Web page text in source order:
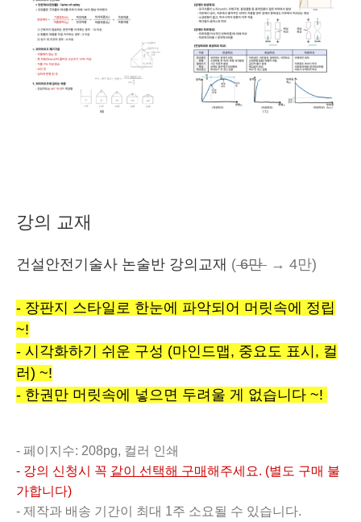
강의 교재
건설안전기술사 논술반 강의교재 ( 6만 → 4만)
- 장판지 스타일로 한눈에 파악되어 머릿속에 정립
~!
- 시각화하기 쉬운 구성 (마인드맵, 중요도 표시 , 컬
러) ~!
- 한권만 머릿속에 넣으면 두려울 게 없습니다 ~!
- 페이지수: 208pg, 컬러 인쇄
- 강의 신청시 꼭 같이 선택해 구매해주세요. (별도 구매 불
가합니다)
- 제작과 배송 기간이 최대 1주 소요될 수 있습니다.